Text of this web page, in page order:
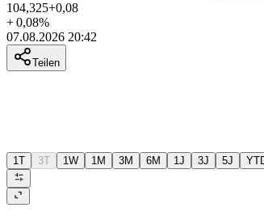
104,325+0,08
+0,08%
07.08.2026 20:42
Teilen
1T 3T 1W 1M 3M 6M 1J 3J 5J